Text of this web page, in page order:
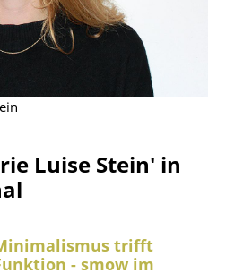
Luise Stein' in
trifft
- smow im